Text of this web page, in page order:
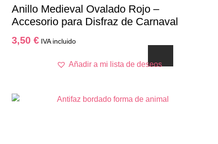
Anillo Medieval Ovalado Rojo –
Accesorio para Disfraz de Carnaval
3,50 € IVA incluido
Añadir a mi lista de deseos